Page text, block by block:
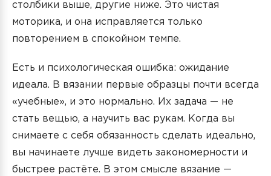
столбики выше, другие ниже. Это чистая
моторика, и она исправляется только
повторением в спокойном темпе.
Есть и психологическая ошибка: ожидание
идеала. В вязании первые образцы почти всегда
«учебные», и это нормально. Их задача — не
стать вещью, а научить вас рукам. Когда вы
снимаете с себя обязанность сделать идеально,
вы начинаете лучше видеть закономерности и
быстрее растёте. В этом смысле вязание —